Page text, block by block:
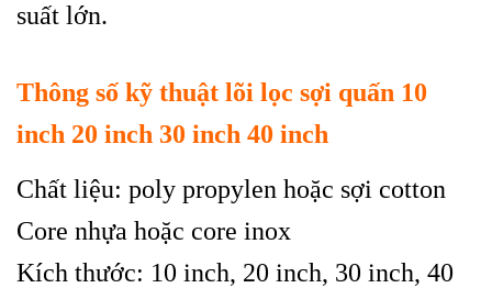
suất lớn.
Thông số kỹ thuật lõi lọc sợi quấn 10
inch 20 inch 30 inch 40 inch
Chất liệu: poly propylen hoặc sợi cotton
Core nhựa hoặc core inox
Kích thước: 10 inch, 20 inch, 30 inch, 40